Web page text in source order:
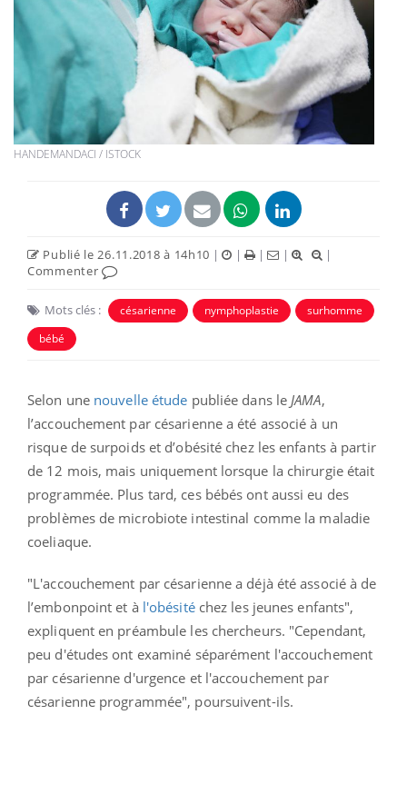
HANDEMANDACI / ISTOCK
Publié le 26.11.2018 à 14h10 | | | |
|
Commenter
Mots clés : césarienne nymphoplastie
surhomme
bébé
Selon une nouvelle étude publiée dans leJAMA,
l’accouchement par césarienne a été associé à un
risque de surpoids et d’obésité chez les enfants à partir
de 12 mois, mais uniquement lorsque la chirurgie était
programmée. Plus tard, ces bébés ont aussi eu des
problèmes de microbiote intestinal comme la maladie
coeliaque.
"L'accouchement par césarienne a déjà été associé à de
l’embonpoint et à l'obésitéchez les jeunes enfants",
expliquent en préambule les chercheurs. "Cependant,
peu d'études ont examiné séparément l'accouchement
par césarienne d'urgence et l'accouchement par
césarienne programmée", poursuivent-ils.